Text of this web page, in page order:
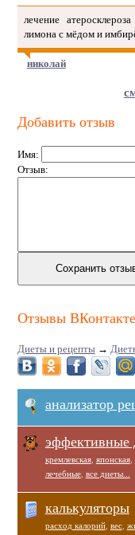
лечение
лимона с мёдом и
николай
Добавить отзыв
Имя:
Отзыв:
Отзывы ВКонтакте
Диеты и рецепты→
анализатор
эффективные
кремлевская, японская,
лечебные, все диеты...
калькуляторы
расход калорий, вес,